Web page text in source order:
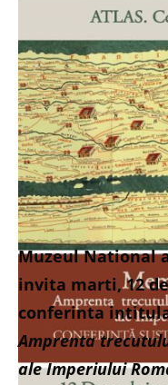
Muzeul National
invita marti, 12
conferinta
Amprenta
ale Imperiului